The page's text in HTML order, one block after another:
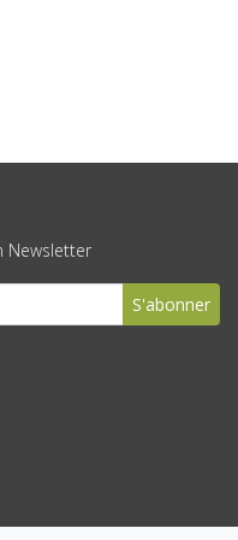
Newsletter
S'abonner